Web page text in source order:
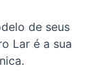
de seus
Lar é a sua